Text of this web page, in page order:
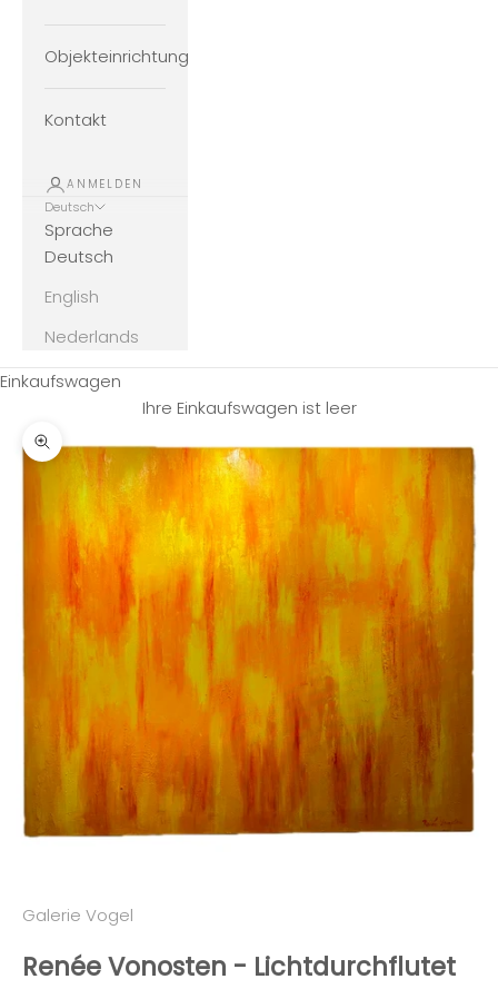
Objekteinrichtung
Kontakt
ANMELDEN
Deutsch
Sprache
Deutsch
English
Nederlands
Einkaufswagen
Ihre Einkaufswagen ist leer
Bild vergrößern
Galerie Vogel
Renée Vonosten - Lichtdurchflutet